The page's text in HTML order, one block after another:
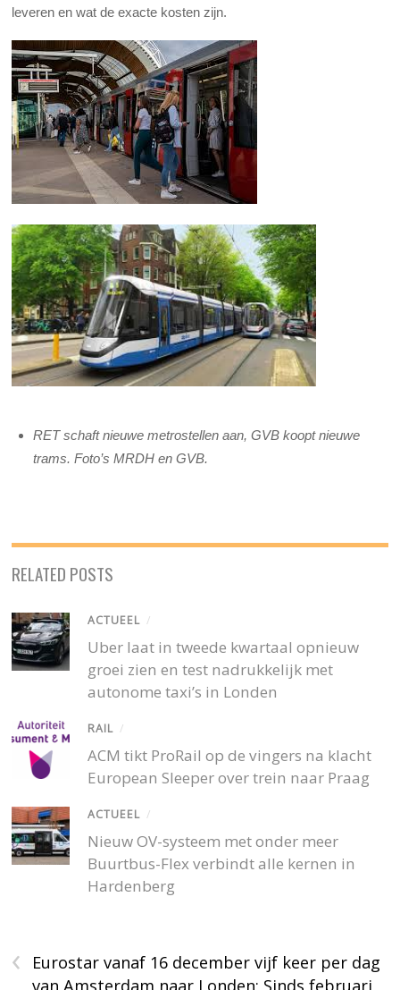
leveren en wat de exacte kosten zijn.
RET schaft nieuwe metrostellen aan, GVB koopt nieuwe
trams. Foto’s MRDH en GVB.
RELATED POSTS
ACTUEEL /
Uber laat in tweede kwartaal opnieuw
groei zien en test nadrukkelijk met
autonome taxi’s in Londen
RAIL /
ACM tikt ProRail op de vingers na klacht
European Sleeper over trein naar Praag
ACTUEEL /
Nieuw OV-systeem met onder meer
Buurtbus-Flex verbindt alle kernen in
Hardenberg
‹
Eurostar vanaf 16 december vijf keer per dag